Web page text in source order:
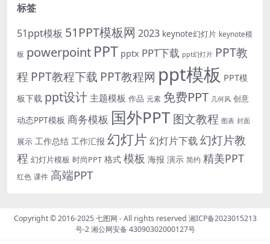
标签
51ppt模板 51PPT模板网 2023 keynote幻灯片 keynote模
板 powerpoint PPT pptx PPT下载 ppt幻灯片 PPT教
程 PPT教程下载 PPT教程网 ppt模板 PPT模
板下载 ppt设计 主题模板 作品 元素 免费PPT 几何风 创意
动态PPT模板 商务模板 国外PPT图文教程 图表 封面
展示 工作总结 工作汇报 幻灯片 幻灯片下载 幻灯片教
程 幻灯片模板 时尚PPT 格式 模板 海报 演示 简约 精美PPT
红色 课件 高端PPT
Copyright © 2016-2025七图网 - All rights reserved 湘ICP备2023015213
号-2湘公网安备 43090302000127号